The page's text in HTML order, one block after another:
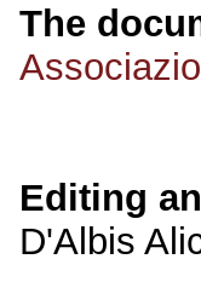
The
Editing
D'Albis